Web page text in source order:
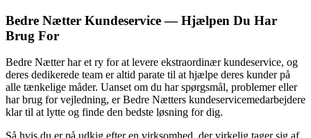
Bedre Nætter Kundeservice — Hjælpen Du Har
Brug For
Bedre Nætter har et ry for at levere ekstraordinær kundeservice, og
deres dedikerede team er altid parate til at hjælpe deres kunder på
alle tænkelige måder. Uanset om du har spørgsmål, problemer eller
har brug for vejledning, er Bedre Nætters kundeservicemedarbejdere
klar til at lytte og finde den bedste løsning for dig.